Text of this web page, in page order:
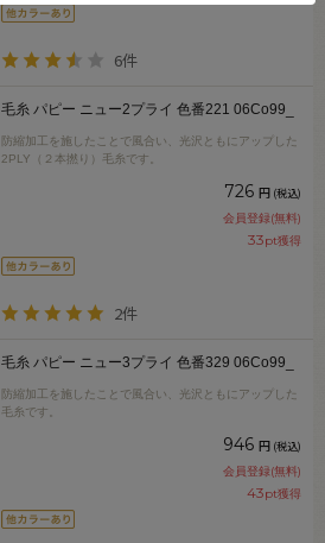
6件
毛糸 パピー ニュー2プライ 色番221 06Co99_
防縮加工を施したことで風合い、光沢ともにアップした
2PLY（２本撚り）毛糸です。
726 円 (税込)
会員登録(無料)
33pt獲得
2件
毛糸 パピー ニュー3プライ 色番329 06Co99_
防縮加工を施したことで風合い、光沢ともにアップした
毛糸です。
946 円 (税込)
会員登録(無料)
43pt獲得